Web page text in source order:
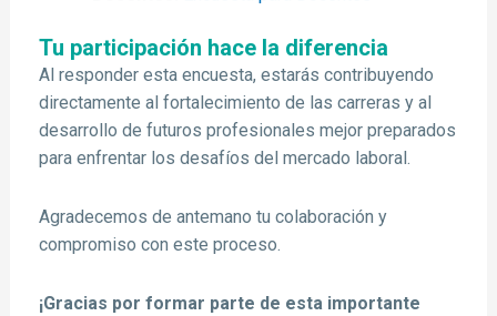
Tu participación hace la diferencia
Al responder esta encuesta, estarás contribuyendo
directamente al fortalecimiento de las carreras y al
desarrollo de futuros profesionales mejor preparados
para enfrentar los desafíos del mercado laboral.
Agradecemos de antemano tu colaboración y
compromiso con este proceso.
¡Gracias por formar parte de esta importante